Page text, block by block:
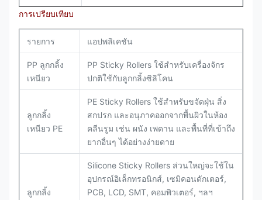
การเปรียบเทียบ
รายการ แอปพลิเคชัน
PP ลูกกลิ้ง
เหนียว
PP Sticky Rollers ใช้สำหรับเครื่องจักร
ปกติใช้กับลูกกลิ้งซิลิโคน
ลูกกลิ้ง
เหนียว PE
PE Sticky Rollers ใช้สำหรับขจัดฝุ่น สิ่ง
สกปรก และอนุภาคออกจากพื้นผิวในห้อง
คลีนรูม เช่น ผนัง เพดาน และพื้นที่ที่เข้าถึง
ยากอื่นๆ ได้อย่างง่ายดาย
ลูกกลิ้ง
Silicone Sticky Rollers ส่วนใหญ่จะใช้ใน
อุปกรณ์อิเล็กทรอนิกส์, เซมิคอนดักเตอร์,
PCB, LCD, SMT, คอมพิวเตอร์, ฯลฯ